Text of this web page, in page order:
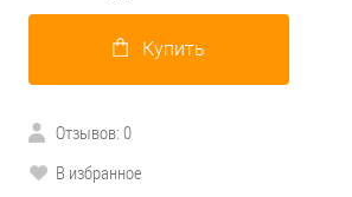
Купить
Отзывов: 0
В избранное